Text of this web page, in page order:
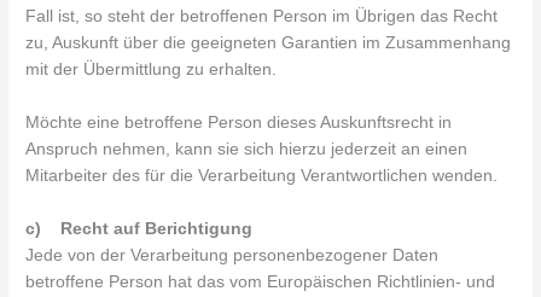
Fall ist, so steht der betroffenen Person im Übrigen das Recht
zu, Auskunft über die geeigneten Garantien im Zusammenhang
mit der Übermittlung zu erhalten.
Möchte eine betroffene Person dieses Auskunftsrecht in
Anspruch nehmen, kann sie sich hierzu jederzeit an einen
Mitarbeiter des für die Verarbeitung Verantwortlichen wenden.
c) Recht auf Berichtigung
Jede von der Verarbeitung personenbezogener Daten
betroffene Person hat das vom Europäischen Richtlinien- und